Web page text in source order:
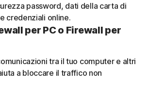
password, dati della carta di
credenziali online.
per PC o Firewall per
tra il tuo computer e altri
a bloccare il traffico non